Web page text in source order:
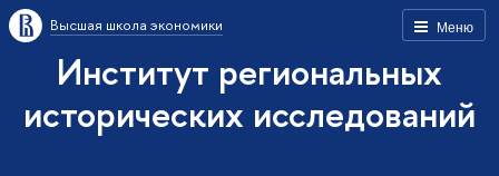
Меню
Высшая школа экономики
Институт региональных
исторических исследований